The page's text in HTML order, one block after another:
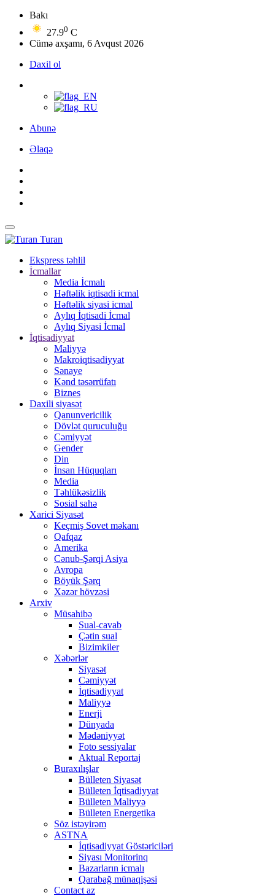
Bakı
27.90 C
Cümə axşamı, 6 Avqust 2026
Daxil ol
Abunə
Əlaqə
Turan
Ekspress təhlil
İcmallar
Media İcmalı
Həftəlik iqtisadi icmal
Həftəlik siyasi icmal
Aylıq İqtisadi İcmal
Aylıq Siyasi İcmal
İqtisadiyyat
Maliyyə
Makroiqtisadiyyat
Sənaye
Kənd təsərrüfatı
Biznes
Daxili siyasət
Qanunvericilik
Dövlət quruculuğu
Cəmiyyət
Gender
Din
İnsan Hüquqları
Media
Təhlükəsizlik
Sosial sahə
Xarici Siyasət
Keçmiş Sovet məkanı
Qafqaz
Amerika
Cənub-Şərqi Asiya
Avropa
Böyük Şərq
Xəzər hövzəsi
Arxiv
Müsahibə
Sual-cavab
Çətin sual
Bizimkiler
Xəbərlər
Siyasət
Cəmiyyət
İqtisadiyyat
Maliyyə
Enerji
Dünyada
Mədəniyyət
Foto sessiyalar
Aktual Reportaj
Buraxılışlar
Bülleten Siyasət
Bülleten İqtisadiyyat
Bülleten Maliyyə
Bülleten Energetika
Söz istəyirəm
ASTNA
İqtisadiyyat Göstəriciləri
Siyası Monitorinq
Bazarların icmalı
Qarabağ münaqişəsi
Contact az